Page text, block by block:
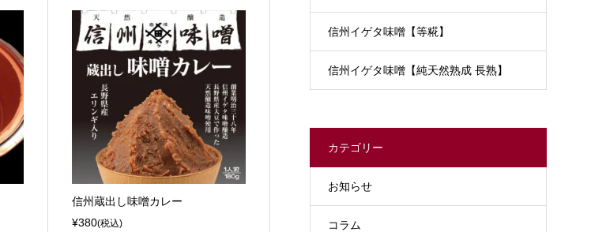
信州蔵出し味噌カレー
¥380(税込)
信州イゲタ味噌【等糀】
信州イゲタ味噌【純天然熟成 長熟】
カテゴリー
お知らせ
コラム